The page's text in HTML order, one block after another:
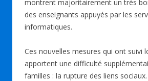
o
k
n p
p
montrent majoritairement un très
des enseignants appuyés par les
informatiques.
Ces nouvelles mesures qui ont suivi
apportent une difficulté
familles : la rupture des liens